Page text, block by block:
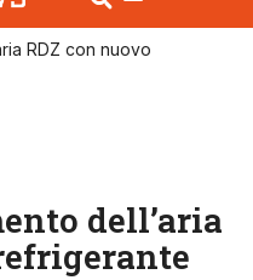
RDZ con nuovo
dell’aria